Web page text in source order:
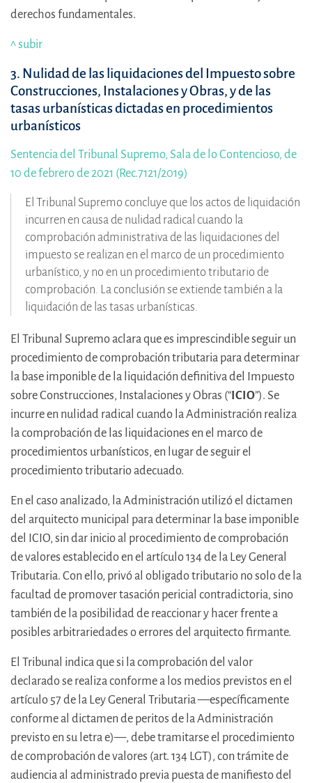
derechos fundamentales.
^ subir
3. Nulidad de las liquidaciones del Impuesto sobre
Construcciones, Instalaciones y Obras, y de las
tasas urbanísticas dictadas en procedimientos
urbanísticos
Sentencia del Tribunal Supremo, Sala de lo Contencioso, de
10 de febrero de 2021 (Rec.7121/2019)
El Tribunal Supremo concluye que los actos de liquidación
incurren en causa de nulidad radical cuando la
comprobación administrativa de las liquidaciones del
impuesto se realizan en el marco de un procedimiento
urbanístico, y no en un procedimiento tributario de
comprobación. La conclusión se extiende también a la
liquidación de las tasas urbanísticas.
El Tribunal Supremo aclara que es imprescindible seguir un
procedimiento de comprobación tributaria para determinar
la base imponible de la liquidación definitiva del Impuesto
sobre Construcciones, Instalaciones y Obras (“ ICIO”). Se
incurre en nulidad radical cuando la Administración realiza
la comprobación de las liquidaciones en el marco de
procedimientos urbanísticos, en lugar de seguir el
procedimiento tributario adecuado.
En el caso analizado, la Administración utilizó el dictamen
del arquitecto municipal para determinar la base imponible
del ICIO, sin dar inicio al procedimiento de comprobación
de valores establecido en el artículo 134 de la Ley General
Tributaria. Con ello, privó al obligado tributario no solo de la
facultad de promover tasación pericial contradictoria, sino
también de la posibilidad de reaccionar y hacer frente a
posibles arbitrariedades o errores del arquitecto firmante.
El Tribunal indica que si la comprobación del valor
declarado se realiza conforme a los medios previstos en el
artículo 57 de la Ley General Tributaria —específicamente
conforme al dictamen de peritos de la Administración
previsto en su letra e)—, debe tramitarse el procedimiento
de comprobación de valores (art. 134 LGT), con trámite de
audiencia al administrado previa puesta de manifiesto del